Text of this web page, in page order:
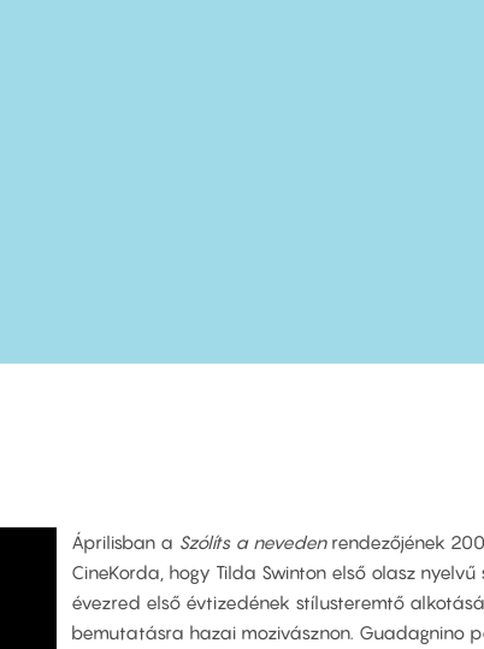
Áprilisban a Szólíts a nevedenrendezőjének
CineKorda, hogy Tilda Swinton első olasz
évezred első évtizedének stílusteremtő
bemutatásra hazai mozivásznon. Guadagnino